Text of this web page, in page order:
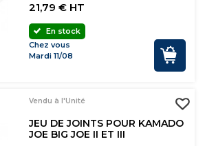
21,79 € HT
En stock
Chez vous
Mardi 11/08
Vendu à l'Unité
JEU DE JOINTS POUR KAMADO
JOE BIG JOE II ET III